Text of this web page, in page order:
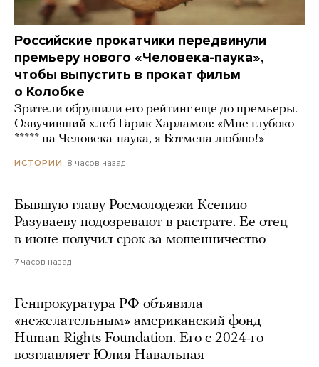
Российские прокатчики передвинули
премьеру нового «Человека-паука»,
чтобы выпустить в прокат фильм
о Колобке
Зрители обрушили его рейтинг еще до премьеры.
Озвучивший хлеб Гарик Харламов: «Мне глубоко
***** на Человека-паука, я Бэтмена люблю!»
ИСТОРИИ 8 часов назад
Бывшую главу Росмолодежи Ксению
Разуваеву подозревают в растрате. Ее отец
в июне получил срок за мошенничество
7 часов назад
Генпрокуратура РФ объявила
«нежелательным» американский фонд
Human Rights Foundation. Его с 2024-го
возглавляет Юлия Навальная